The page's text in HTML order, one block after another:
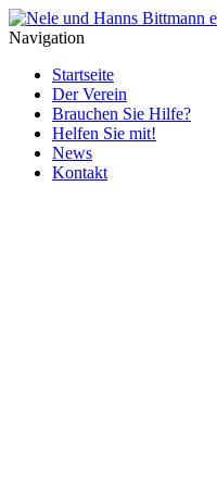
Navigation
Startseite
Der Verein
Brauchen Sie Hilfe?
Helfen Sie mit!
News
Kontakt